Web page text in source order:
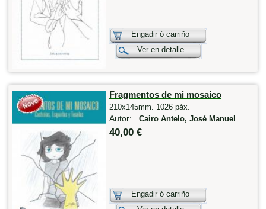
Engadir ó carriño
Ver en detalle
Fragmentos de mi mosaico
210x145mm. 1026 páx.
Autor: Cairo Antelo, José Manuel
40,00 €
Engadir ó carriño